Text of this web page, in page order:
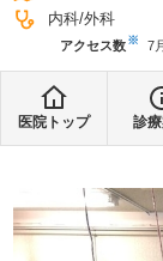
内科 外科
アクセス数※ 7
医院トップ 診